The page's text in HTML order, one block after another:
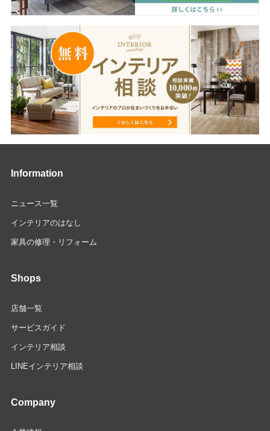
Information
ニュース一覧
インテリアのはなし
家具の修理・リフォーム
Shops
店舗一覧
サービスガイド
インテリア相談
LINEインテリア相談
Company